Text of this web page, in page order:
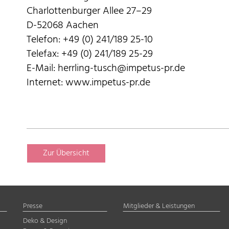
Charlottenburger Allee 27–29
D-52068 Aachen
Telefon: +49 (0) 241/189 25-10
Telefax: +49 (0) 241/189 25-29
E-Mail: herrling-tusch@impetus-pr.de
Internet: www.impetus-pr.de
Zur Übersicht
Presse
Deko & Design
Mitglieder & Leistungen